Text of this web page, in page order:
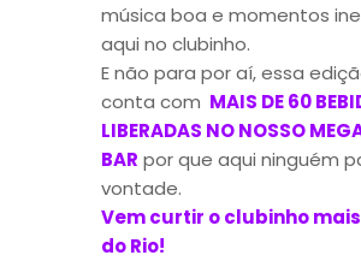
música boa e momentos
aqui no clubinho.
E não para por aí, essa
conta com MAIS DE 60
LIBERADAS NO NOSSO
BAR por que aqui ninguém
vontade.
Vem curtir o clubinho
do Rio!